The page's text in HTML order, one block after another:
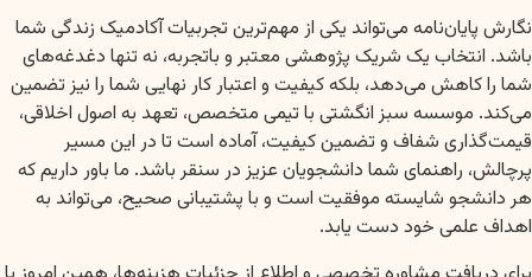
نگارش پایان‌نامه می‌تواند یکی از مهم‌ترین تجربیات آکادمیک زندگی شما
باشد. انتخاب یک شریک پژوهشی معتبر و باتجربه، نه تنها دغدغه‌های
شما را کاهش می‌دهد، بلکه کیفیت و اعتبار کار نهایی شما را نیز تضمین
می‌کند. موسسه سبز انگشتی با تیمی متخصص، تعهد به اصول اخلاقی،
قیمت‌گذاری شفاف و تضمین کیفیت، آماده است تا در این مسیر
پرچالش، راهنمای شما دانشجویان عزیز در سنقر باشد. ما باور داریم که
هر دانشجو شایسته موفقیت است و با پشتیبانی صحیح، می‌تواند به
اهداف علمی خود دست یابد.